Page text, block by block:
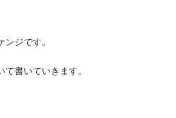
ジです。
書いていきます。